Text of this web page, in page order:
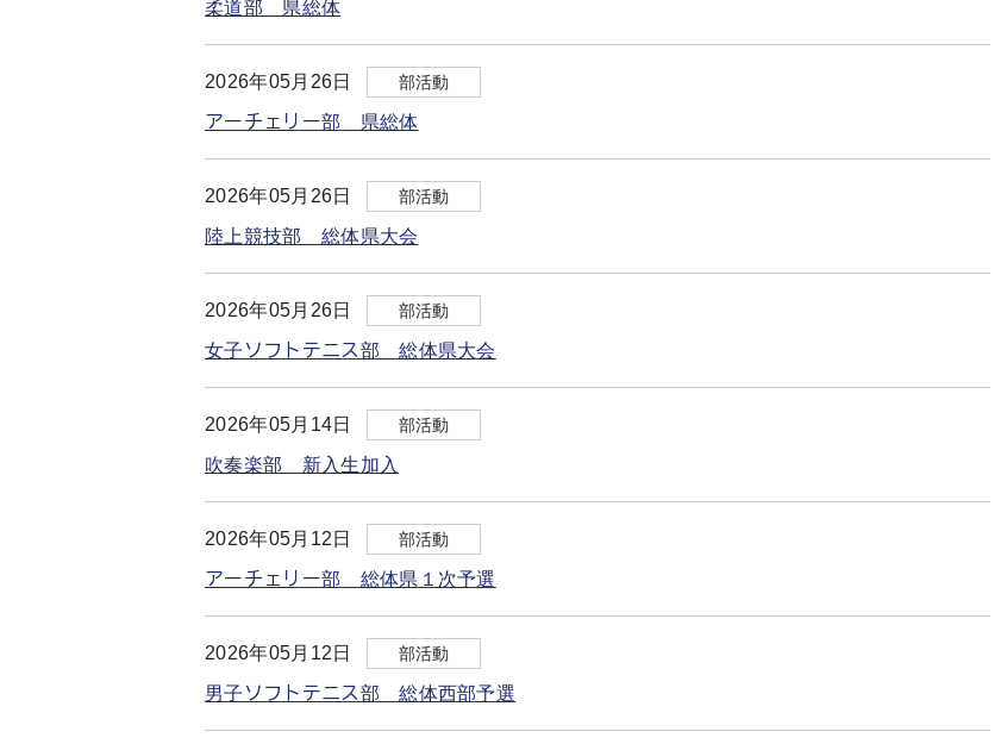
柔道部 県総体
2026年05月26日 部活動
アーチェリー部 県総体
2026年05月26日 部活動
陸上競技部 総体県大会
2026年05月26日 部活動
女子ソフトテニス部 総体県大会
2026年05月14日 部活動
吹奏楽部 新入生加入
2026年05月12日 部活動
アーチェリー部 総体県１次予選
2026年05月12日 部活動
男子ソフトテニス部 総体西部予選